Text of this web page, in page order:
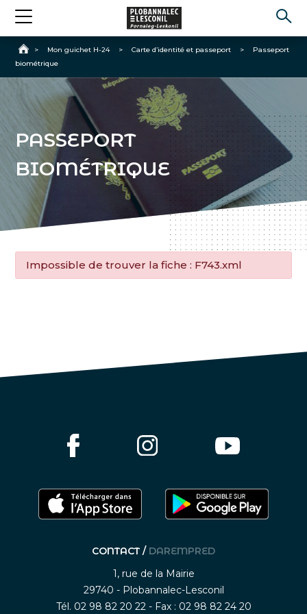
Accueil
> Mon guichet H-24 > Carte d’identité et passeport >
Passeport
biométrique
PASSEPORT
BIOMÉTRIQUE
Impossible de trouver la fiche : F743.xml
CONTACT / DAREMPRED
1, rue de la Mairie
29740 - Plobannalec-Lesconil
Tél. 02 98 82 20 22 - Fax : 02 98 82 24 20